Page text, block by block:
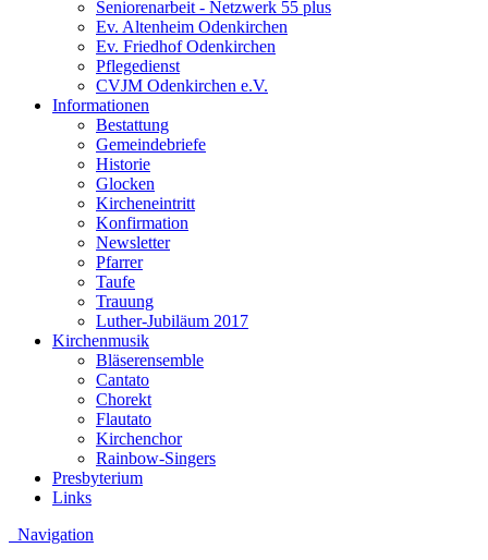
Seniorenarbeit - Netzwerk 55 plus
Ev. Altenheim Odenkirchen
Ev. Friedhof Odenkirchen
Pflegedienst
CVJM Odenkirchen e.V.
Informationen
Bestattung
Gemeindebriefe
Historie
Glocken
Kircheneintritt
Konfirmation
Newsletter
Pfarrer
Taufe
Trauung
Luther-Jubiläum 2017
Kirchenmusik
Bläserensemble
Cantato
Chorekt
Flautato
Kirchenchor
Rainbow-Singers
Presbyterium
Links
Navigation